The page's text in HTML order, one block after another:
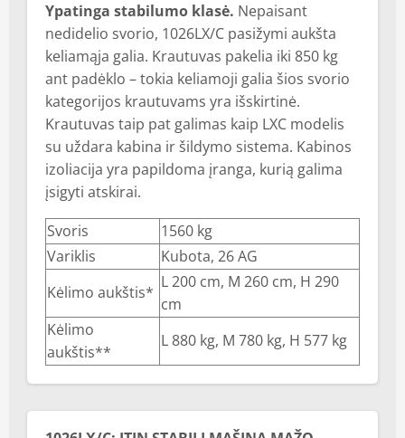
Ypatinga stabilumo klasė. Nepaisant
nedidelio svorio, 1026LX/C pasižymi aukšta
keliamąja galia. Krautuvas pakelia iki 850 kg
ant padėklo – tokia keliamoji galia šios svorio
kategorijos krautuvams yra išskirtinė.
Krautuvas taip pat galimas kaip LXC modelis
su uždara kabina ir šildymo sistema. Kabinos
izoliacija yra papildoma įranga, kurią galima
įsigyti atskirai.
Svoris
1560 kg
Variklis
Kubota, 26 AG
Kėlimo aukštis*
L 200 cm, M 260 cm, H 290
cm
Kėlimo
aukštis**
L 880 kg, M 780 kg, H 577 kg